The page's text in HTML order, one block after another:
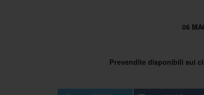
06
Prevendite disponibili sui